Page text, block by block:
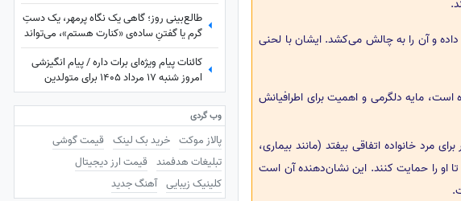
و آن را به چالش می‌کشد. ایشان با لحنی
مایه دلگرمی و اهمیت برای اطرافیانش
مرد خانواده اتفاقی بیفتد (مانند بیماری،
او را حمایت کنند. این نشان‌دهنده آن است
توجه کنید؛ پاسخ بسیاری از تردیدها را خواهید
یافت
طالع‌بینی روز؛ گاهی یک نگاه پرمهر، یک دستِ
گرم یا گفتنِ ساده‌ی «کنارت هستم»، می‌تواند
قلبی را برای همیشه آرام کند ... / شنبه 17
مرداد 1405
کائنات پیام ویژه‌ای برات داره / پیام انگیزشی
امروز شنبه 17 مرداد 1405 برای متولدین
فروردین تا اسفند: امروز با حفظ تمرکز و
پشتکار، یک گام دیگر به خواسته‌هایتان نزدیک
می‌شوید + ویدئووب گردی
پالاز موکت خرید بک لینک قیمت گوشی
تبلیغات هدفمند قیمت ارز دیجیتال
کلینیک زیبایی آهنگ جدید